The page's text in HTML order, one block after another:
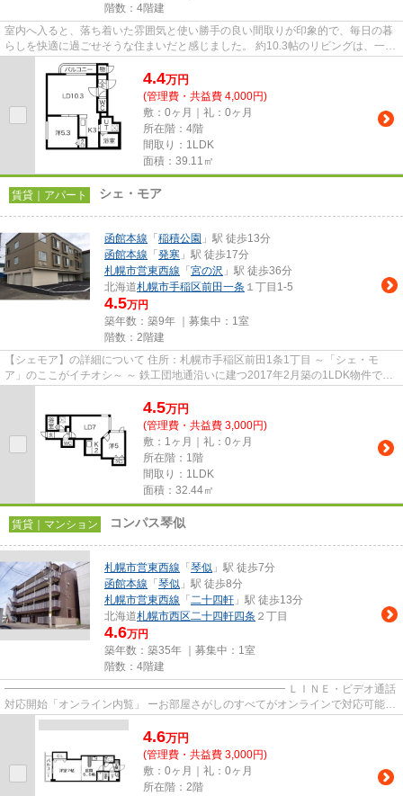
階数：4階建
室内へ入ると、落ち着いた雰囲気と使い勝手の良い間取りが印象的で、毎日の暮
らしを快適に過ごせそうな住まいだと感じました。 約10.3帖のリビングは、一人
暮らしではゆったりと、お...
4.4万円
(管理費・共益費 4,000円)
敷：0ヶ月｜礼：0ヶ月
所在階：4階
間取り：1LDK
面積：39.11㎡
賃貸｜アパート シェ・モア
函館本線 「 稲積公園 」駅 徒歩13分
函館本線 「 発寒 」駅 徒歩17分
札幌市営東西線 「 宮の沢 」駅 徒歩36分
北海道札幌市手稲区前田一条 １丁目1-5
4.5万円
築年数：築9年 ｜募集中： 1室
階数：2階建
【シェモア】の詳細について 住所：札幌市手稲区前田1条1丁目 ～「シェ・モ
ア」のここがイチオシ～ ～ 鉄工団地通沿いに建つ2017年2月築の1LDK物件で
4.5万円
(管理費・共益費 3,000円)
敷：1ヶ月｜礼：0ヶ月
所在階：1階
間取り：1LDK
面積：32.44㎡
賃貸｜マンション コンパス琴似
札幌市営東西線 「 琴似 」駅 徒歩7分
函館本線 「 琴似 」駅 徒歩8分
札幌市営東西線 「 二十四軒 」駅 徒歩13分
北海道札幌市西区二十四軒四条 ２丁目
4.6万円
築年数：築35年 ｜募集中： 1室
階数：4階建
━━━━━━━━━━━━━━━━━━━━━━━━━━ ＬＩＮＥ・ビデオ通話
対応開始「オンライン内覧」 ーお部屋さがしのすべてがオンラインで対応可能ー
━━━━━━━━━━━━━━━━━━━━━━━━━━ スマートフォンだけで
4.6万円
(管理費・共益費 3,000円)
敷：0ヶ月｜礼：0ヶ月
所在階：2階